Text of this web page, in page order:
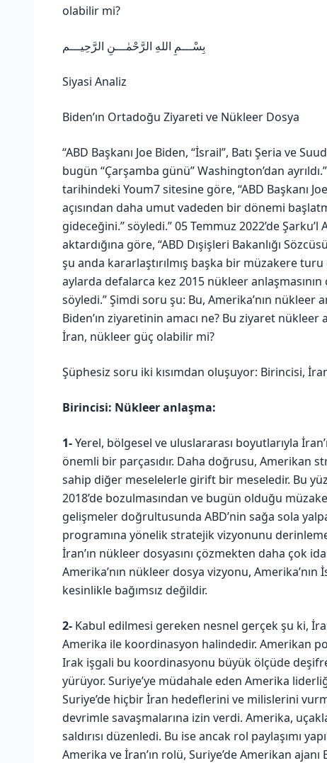
olabilir mi?
بِسْـــمِ اللهِ الرَّحْمٰـــنِ الرَّحِيـــم
Siyasi Analiz
Biden’ın Ortadoğu Ziyareti ve Nükleer Dosya
“ABD Başkanı Joe Biden, “İsrail”, Batı Şeria ve
bugün “Çarşamba günü” Washington’dan
tarihindeki Youm7 sitesine göre, “ABD Başkanı
açısından daha umut vadeden bir dönemi
gideceğini.” söyledi.” 05 Temmuz 2022’de
aktardığına göre, “ABD Dışişleri Bakanlığı
şu anda kararlaştırılmış başka bir müzakere turu
aylarda defalarca kez 2015 nükleer
söyledi.” Şimdi soru şu: Bu, Amerika’nın nükleer
Biden’ın ziyaretinin amacı ne? Bu ziyaret
İran, nükleer güç olabilir mi?
Şüphesiz soru iki kısımdan oluşuyor: Birincisi,
Birincisi: Nükleer anlaşma:
1-Yerel, bölgesel ve uluslararası boyutlarıyla
önemli bir parçasıdır. Daha doğrusu, Amerikan
sahip diğer meselelerle girift bir meseledir. Bu
2018’de bozulmasından ve bugün olduğu
gelişmeler doğrultusunda ABD’nin sağa sola
programına yönelik stratejik vizyonunu
İran’ın nükleer dosyasını çözmekten daha çok
Amerika’nın nükleer dosya vizyonu,
kesinlikle bağımsız değildir.
2- Kabul edilmesi gereken nesnel gerçek şu ki,
Amerika ile koordinasyon halindedir. Amerikan
Irak işgali bu koordinasyonu büyük ölçüde
yürüyor. Suriye’ye müdahale eden Amerika
Suriye’de hiçbir İran hedeflerini ve milislerini
devrimle savaşmalarına izin verdi. Amerika,
saldırısı düzenledi. Bu ise ancak rol paylaşımı
Amerika ve İran’ın rolü, Suriye’de Amerikan ajanı